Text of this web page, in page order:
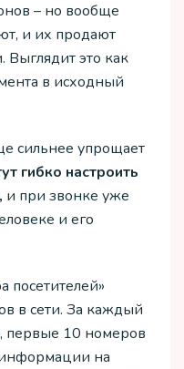
– но вообще
и их продают
Выглядит это как
в исходный
сильнее упрощает
гибко настроить
и при звонке уже
и его
посетителей»
в сети. За каждый
, первые 10 номеров
на